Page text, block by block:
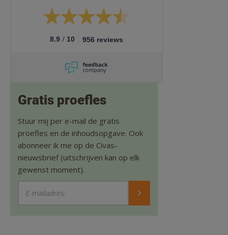
8.9 / 10 956 reviews
Gratis proefles
Stuur mij per e-mail de gratis
proefles en de inhoudsopgave. Ook
abonneer ik me op de Civas-
nieuwsbrief (uitschrijven kan op elk
gewenst moment).
E-mailadres: